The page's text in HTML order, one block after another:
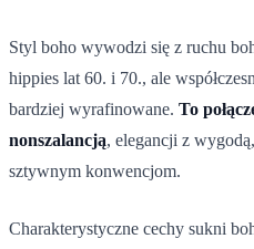
Styl boho wywodzi się z ruchu
hippies lat 60. i 70., ale
bardziej wyrafinowane. To
nonszalancją, elegancji z
sztywnym konwencjom.
Charakterystyczne cechy sukni